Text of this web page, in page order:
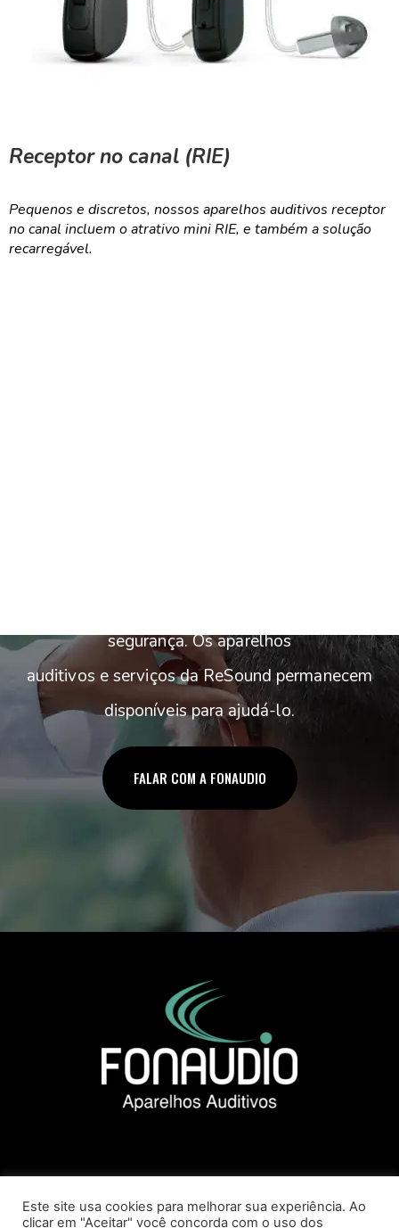
Receptor no canal (RIE)
Pequenos e discretos, nossos aparelhos auditivos receptor
no canal incluem o atrativo mini RIE, e também a solução
recarregável.
segurança. Os aparelhos
auditivos e serviços da ReSound permanecem
disponíveis para ajudá-lo.
FALAR COM A FONAUDIO
Este site usa cookies para melhorar sua experiência. Ao
clicar em "Aceitar" você concorda com o uso dos